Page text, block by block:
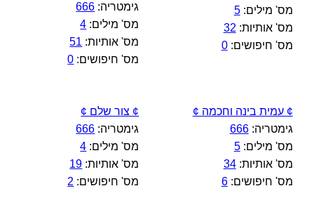
מס' מילים:5
מס' אותיות: 32
מס' חיפושים:0
גימטריה: 666
מס' מילים: 4
מס' אותיות: 51
מס' חיפושים: 0
¢ עמית בינה וחכמה ¢
גימטריה:666
מס' מילים:5
מס' אותיות:34
מס' חיפושים:6
¢ צור שלם ¢
גימטריה: 666
מס' מילים: 4
מס' אותיות: 19
מס' חיפושים: 2